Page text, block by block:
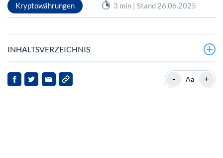
Kryptowährungen 3 min | Stand 26.06.2025
INHALTSVERZEICHNIS
VeChain-Staking-Upgrade soll Belohnungen steigern
- Aa +